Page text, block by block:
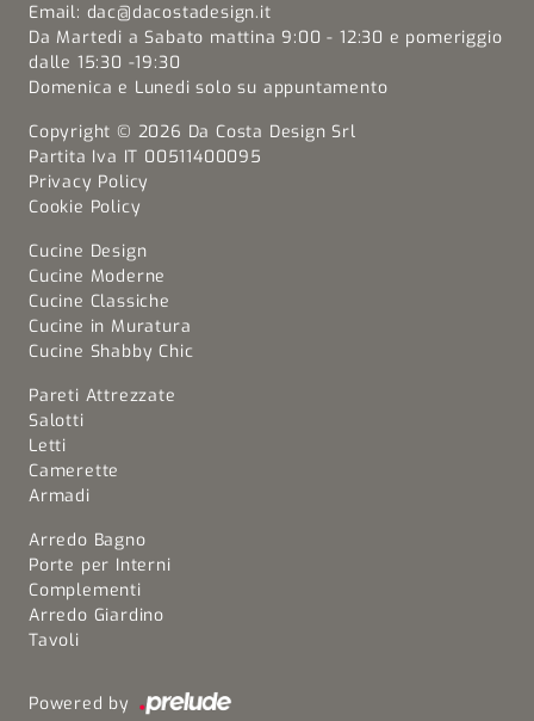
Email: dac@dacostadesign.it
Da Martedi a Sabato mattina 9:00 - 12:30 e pomeriggio
dalle 15:30 -19:30
Domenica e Lunedi solo su appuntamento
Copyright © 2026 Da Costa Design Srl
Partita Iva IT 00511400095
Privacy Policy
Cookie Policy
Cucine Design
Cucine Moderne
Cucine Classiche
Cucine in Muratura
Cucine Shabby Chic
Pareti Attrezzate
Salotti
Letti
Camerette
Armadi
Arredo Bagno
Porte per Interni
Complementi
Arredo Giardino
Tavoli
Powered by